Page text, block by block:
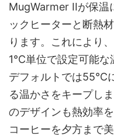
MugWarmer IIが保温
ックヒーターと断熱
ります。これによ
1℃単位で設定可能な
デフォルトでは55℃
る温かさをキープし
のデザインも熱効率
コーヒーを夕方まで